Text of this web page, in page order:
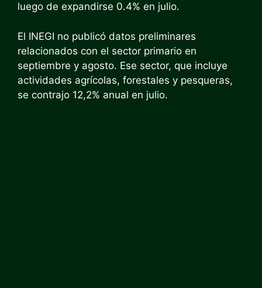
luego de expandirse 0.4% en julio.
El INEGI no publicó datos preliminares
relacionados con el sector primario en
septiembre y agosto. Ese sector, que incluye
actividades agrícolas, forestales y pesqueras,
se contrajo 12,2% anual en julio.